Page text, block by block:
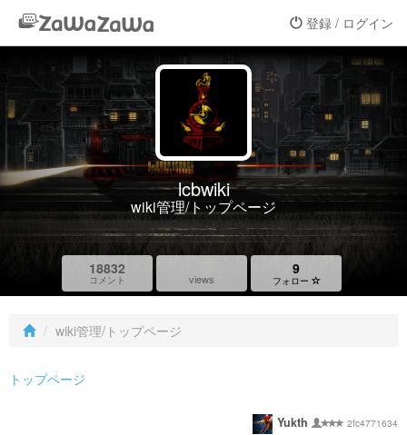
登録 / ログイン
lcbwiki
wiki管理/トップページ
18832
コメント views
9
フォロー
wiki管理/トップページ
トップページ
Yukth
2fc4771634